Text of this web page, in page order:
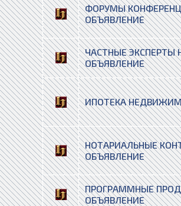
ФОРУМЫ
ОБЪЯВЛЕНИЕ
ЧАСТНЫЕ
ОБЪЯВЛЕНИЕ
ИПОТЕКА
НОТАРИАЛЬНЫЕ
ОБЪЯВЛЕНИЕ
ПРОГРАММНЫЕ
ОБЪЯВЛЕНИЕ